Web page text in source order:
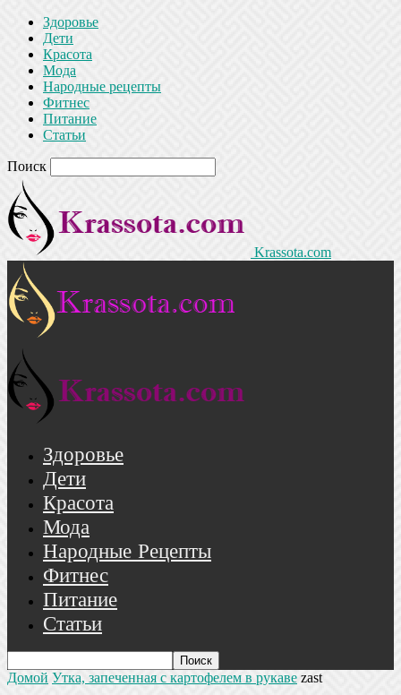
Здоровье
Дети
Красота
Мода
Народные рецепты
Фитнес
Питание
Статьи
Поиск
Krassota.com
Здоровье
Дети
Красота
Мода
Народные Рецепты
Фитнес
Питание
Статьи
Домой Утка, запеченная с картофелем в рукаве zast